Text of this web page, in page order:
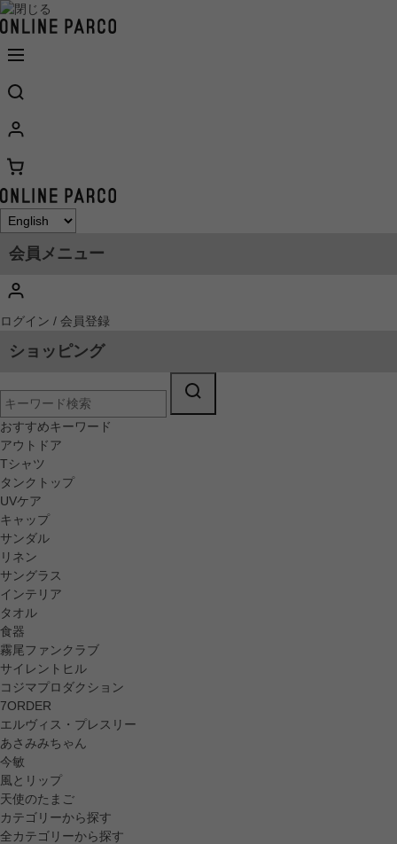
会員メニュー
ログイン / 会員登録
ショッピング
おすすめキーワード
アウトドア
Tシャツ
タンクトップ
UVケア
キャップ
サンダル
リネン
サングラス
インテリア
タオル
食器
霧尾ファンクラブ
サイレントヒル
コジマプロダクション
7ORDER
エルヴィス・プレスリー
あさみみちゃん
今敏
風とリップ
天使のたまご
カテゴリーから探す
全カテゴリーから探す